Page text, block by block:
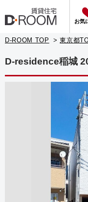
お気
D-ROOM TOP 東京都
D-residence稲城